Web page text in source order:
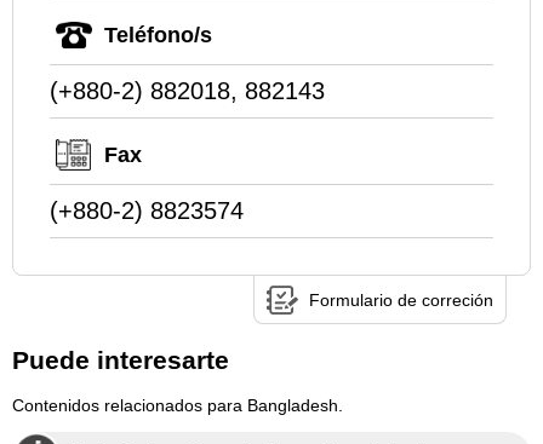
Teléfono/s
(+880-2) 882018, 882143
Fax
(+880-2) 8823574
Formulario de correción
Puede interesarte
Contenidos relacionados para Bangladesh.